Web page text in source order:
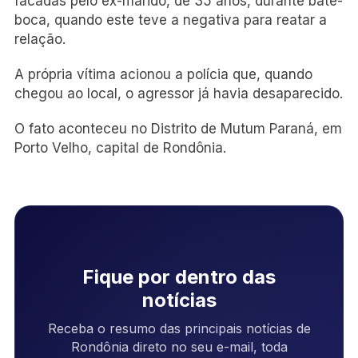
boca, quando este teve a negativa para reatar a
relação.
A própria vítima acionou a polícia que, quando
chegou ao local, o agressor já havia desaparecido.
O fato aconteceu no Distrito de Mutum Paraná, em
Porto Velho, capital de Rondônia.
Fique por dentro das
notícias
Receba o resumo das principais notícias de
Rondônia direto no seu e-mail, toda